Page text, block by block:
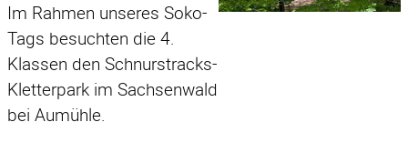
Im Rahmen unseres Soko-
Tags besuchten die 4.
Klassen den Schnurstracks-
Kletterpark im Sachsenwald
bei Aumühle.